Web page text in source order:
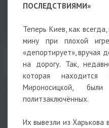
ПОСЛЕДСТВИЯМИ»
Теперь Киев, как
мину при плохой
«депортирует», вручая
на дорогу. Так,
которая
Мироносицкой,
политзаключённых.
Их вывезли из Харькова